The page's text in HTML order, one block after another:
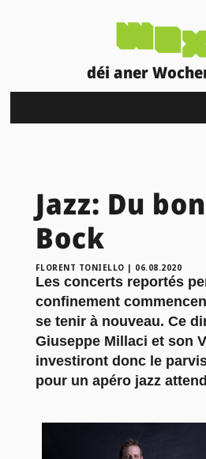
déi aner
Jazz: Du
Bock
FLORENT TONIELLO | 06.08.2020
Les concerts reportés
confinement
se tenir à nouveau. Ce
Giuseppe Millaci et son
investiront donc le
pour un apéro jazz